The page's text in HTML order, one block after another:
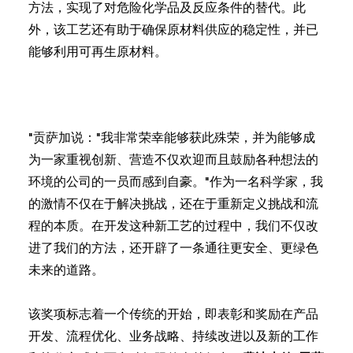
方法，实现了对危险化学品及反应条件的替代。此
外，该工艺还有助于确保原材料供应的稳定性，并已
能够利用可再生原材料。
"贡萨加说："我非常荣幸能够获此殊荣，并为能够成
为一家重视创新、营造不仅欢迎而且鼓励各种想法的
环境的公司的一员而感到自豪。"作为一名科学家，我
的激情不仅在于解决挑战，还在于重新定义挑战和流
程的本质。在开发这种新工艺的过程中，我们不仅改
进了我们的方法，还开辟了一条通往更安全、更绿色
未来的道路。
该奖项标志着一个传统的开始，即表彰和奖励在产品
开发、流程优化、业务战略、持续改进以及新的工作